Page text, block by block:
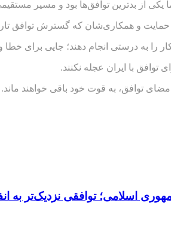
یکی از بدترین توافق‌ها بود و مسیر
و همکاری‌شان که گسترش توافق
را به درستی انجام دهند؛ جایی برای خطا
توافق با ایران عجله نکنند.
توافق، به قوت خود باقی خواهند ماند.
اسلامی؛ توافقی نزدیک‌تر به